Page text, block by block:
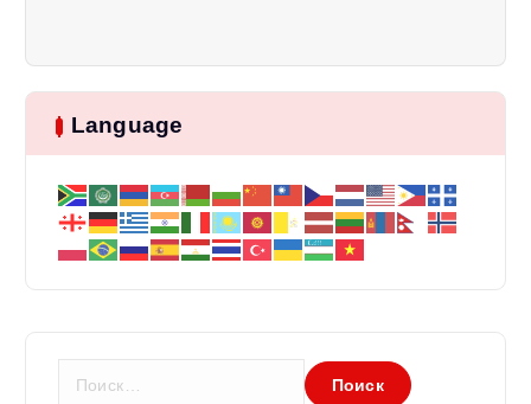
а
п
м
Language